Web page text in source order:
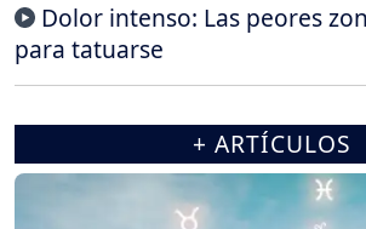
Dolor intenso: Las peores
para tatuarse
+ ARTÍCULOS